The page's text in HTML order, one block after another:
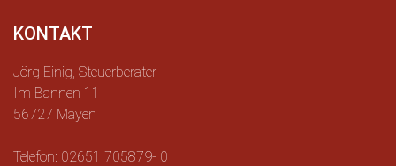
KONTAKT
Jörg Einig, Steuerberater
Im Bannen 11
56727 Mayen
Telefon: 02651 705879- 0